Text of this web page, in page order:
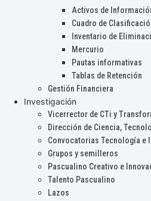
Activos de
Cuadro de
Inventario de
Mercurio
Pautas informativas
Tablas de Retención
Gestión Financiera
Investigación
Vicerrector de CTi y
Dirección de Ciencia,
Convocatorias Tecnología e
Grupos y semilleros
Pascualino Creativo e
Talento Pascualino
Lazos